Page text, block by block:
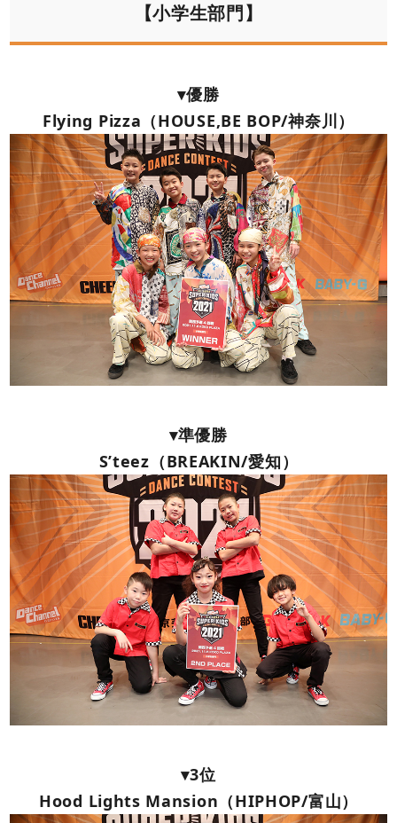
【小学生部門】
▾優勝
Flying Pizza（HOUSE,BE BOP/神奈川）
▾準優勝
S’teez（BREAKIN/愛知）
▾3位
Hood Lights Mansion（HIPHOP/富山）